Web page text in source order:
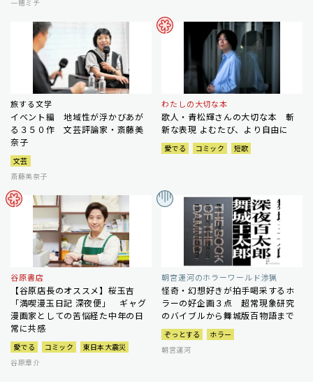
一穂ミチ
旅する文学
イベント編 地域性が浮かびあが
る３５０作 文芸評論家・斎藤美
奈子
文芸
斎藤美奈子
わたしの大切な本
歌人・青松輝さんの大切な本 斬
新な表現 よむたび、より自由に
愛でる コミック 短歌
谷原書店
【谷原店長のオススメ】桜玉吉
「満喫漫玉日記 深夜便」 ギャグ
漫画家としての苦悩経た中年の日
常に共感
愛でる コミック
東日本大震災
谷原章介
朝宮運河のホラーワールド渉猟
怪奇・幻想好きが拍手喝采するホ
ラーの好企画３点 超常現象研究
のバイブルから舞城版百物語まで
ぞっとする
ホラー
朝宮運河